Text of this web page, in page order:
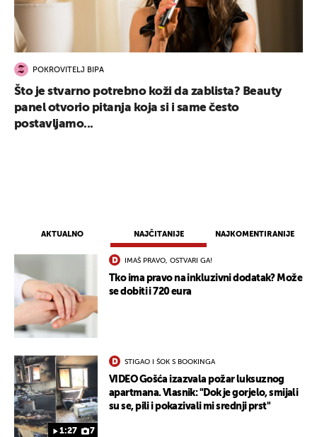
AKTUALNO NAJČITANIJE NAJKOMENTIRANIJE
IMAŠ PRAVO, OSTVARI GA!
Tko ima pravo na inkluzivni dodatak? Može
se dobiti i 720 eura
1:27 7
STIGAO I ŠOK S BOOKINGA
VIDEO Gošća izazvala požar luksuznog
apartmana. Vlasnik: "Dok je gorjelo, smijali
su se, pili i pokazivali mi srednji prst"
POKROVITELJ BIPA
Što je stvarno potrebno koži da zablista? Beauty
panel otvorio pitanja koja si i same često
postavljamo...